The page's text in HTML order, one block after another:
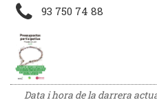
93 750 74 88
Data i hora de la darrera